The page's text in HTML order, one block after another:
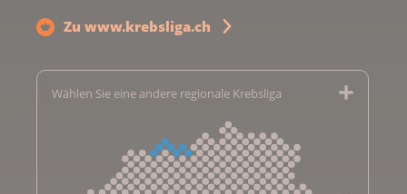
Zu www.krebsliga.ch
Wählen Sie eine andere regionale Krebsliga